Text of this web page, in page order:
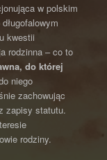
w polskim
kwestii
rodzinna – co to
do której
niego
zachowując
zapisy statutu.
rodziny.